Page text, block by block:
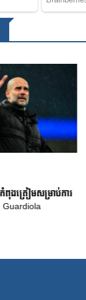
ងត្រៀមសម្រាប់ការ